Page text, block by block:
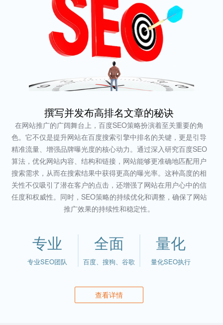
撰写并发布高排名文章的秘诀
在网站推广的广阔舞台上，百度SEO策略扮演着至关重要的角
色。它不仅是提升网站在百度搜索引擎中排名的关键，更是引导
精准流量、增强品牌曝光度的核心动力。通过深入研究百度SEO
算法，优化网站内容、结构和链接，网站能够更准确地匹配用户
搜索需求，从而在搜索结果中获得更高的曝光率。这种高度的相
关性不仅吸引了潜在客户的点击，还增强了网站在用户心中的信
任度和权威性。同时，SEO策略的持续优化和调整，确保了网站
推广效果的持续性和稳定性。
专业
专业SEO团队
全面
百度、搜狗、谷歌
量化
量化SEO执行
查看详情